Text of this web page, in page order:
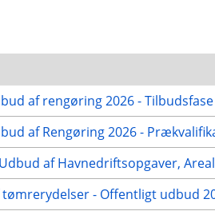
af rengøring 2026 - Tilbudsfase
af Rengøring 2026 -
af Havnedriftsopgaver,
- Offentligt udbud